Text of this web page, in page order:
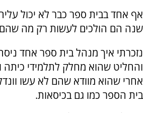
אף אחד בבית ספר כבר לא יכול
שנה הם הולכים לעשות רק מה שהם
נזכרתי איך מנהל בית ספר אחד
והחליט שהוא מחלק לתלמידי כיתה
אחרי שהוא מוודא שהם לא עשו
בית הספר כמו גם בכיסאות.